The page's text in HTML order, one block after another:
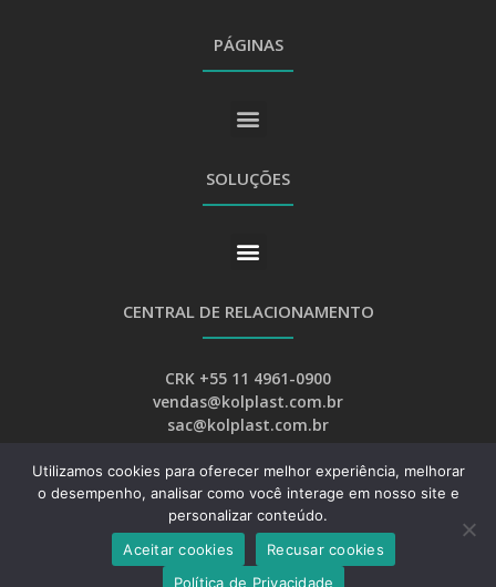
PÁGINAS
SOLUÇÕES
CENTRAL DE RELACIONAMENTO
CRK +55 11 4961-0900
vendas@kolplast.com.br
sac@kolplast.com.br
Desenvolvimento: Web Bizz Marketing Online
Utilizamos cookies para oferecer melhor experiência, melhorar
o desempenho, analisar como você interage em nosso site e
personalizar conteúdo.
Aceitar cookies
Recusar cookies
Política de Privacidade